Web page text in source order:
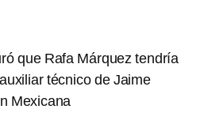
que Rafa Márquez tendría
técnico de Jaime
Mexicana